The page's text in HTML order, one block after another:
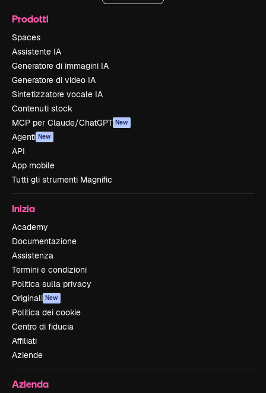
Prodotti
Spaces
Assistente IA
Generatore di immagini IA
Generatore di video IA
Sintetizzatore vocale IA
Contenuti stock
MCP per Claude/ChatGPT New
Agenti New
API
App mobile
Tutti gli strumenti Magnific
Inizia
Academy
Documentazione
Assistenza
Termini e condizioni
Politica sulla privacy
Originali New
Politica dei cookie
Centro di fiducia
Affiliati
Aziende
Azienda